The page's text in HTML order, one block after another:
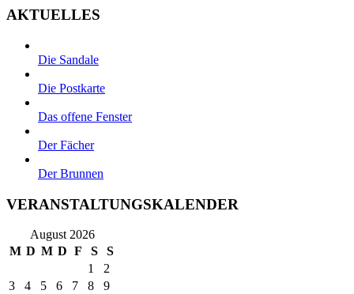
AKTUELLES
Die Sandale
Die Postkarte
Das offene Fenster
Der Fächer
Der Brunnen
VERANSTALTUNGSKALENDER
August 2026
M D M D F S S
1
2
3
4 5 6 7 8
9